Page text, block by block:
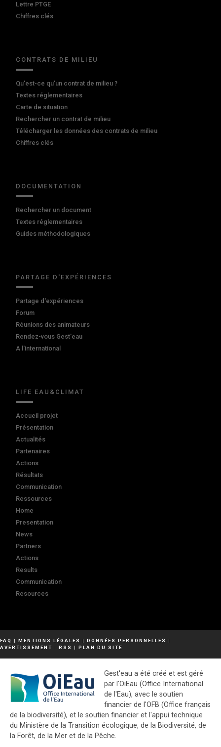
Lettre PTGE
Chiffres clés
CONTRATS DE MILIEU
Qu'est-ce qu'un contrat de milieu ?
Textes réglementaires
Carte de situation
Rechercher un contrat de milieu
Télécharger les données des contrats de milieu
Chiffres clés
DOCUMENTATION
Rechercher un document
Textes réglementaires
Guides méthodologiques
PARTAGE D'EXPÉRIENCES
Partage d'expériences
Forum
Réunions des animateurs
Rendez-vous Gest'eau
A l'international
LIFE EAU&CLIMAT
Accueil projet
Présentation
Actualités
Partenaires
Actions
Résultats
Communication
Ressources
Home
Presentation
News
Partners
Actions
Results
Communication
Resources
FAQ | MENTIONS LÉGALES | DONNÉES PERSONNELLES
|
AVERTISSEMENT | RSS | PLAN DU SITE
Gest'eau a été créé et est géré
par l'OiEau (Office International
de l'Eau), avec le soutien
financier de l'OFB (Office français
de la biodiversité), et le soutien financier et l'appui technique
du Ministère de la Transition écologique, de la Biodiversité, de
la Forêt, de la Mer et de la Pêche.